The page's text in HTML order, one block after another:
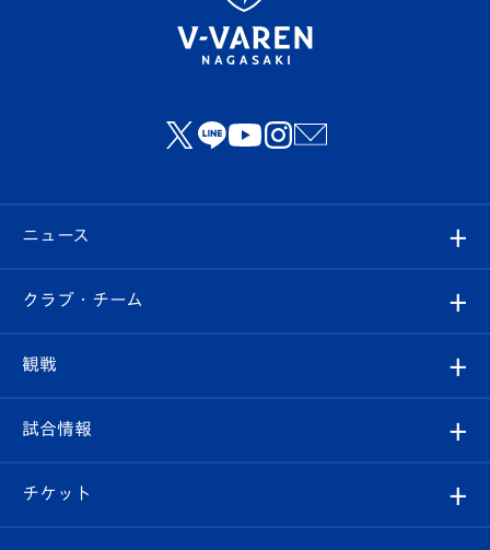
ニュース
すべて
クラブ
試合情報
クラブ・チーム
クラブ概要
エンブレム紹介
観戦
観戦ルール
はじめての観戦ガイド
試合情報
試合日程/結果
チケット